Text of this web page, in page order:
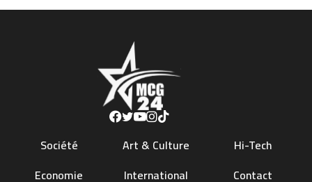
Société
Economie
Art & Culture
International
Hi-Tech
Contact